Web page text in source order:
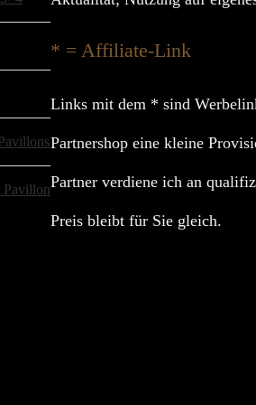
Pavillon
* = Affiliate-Link
Links mit dem * sind
Partnershop eine kleine
Partner verdiene ich an
Preis bleibt für Sie gleich.